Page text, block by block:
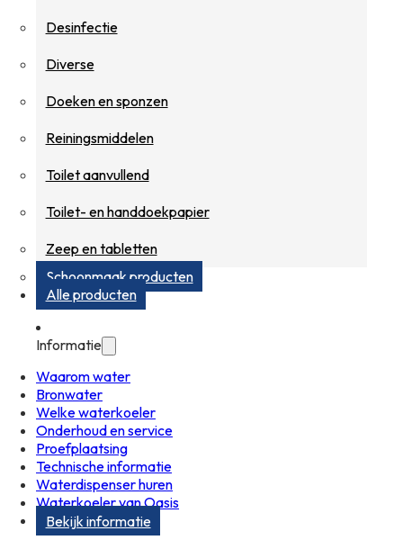
Desinfectie
Diverse
Doeken en sponzen
Reiningsmiddelen
Toilet aanvullend
Toilet- en handdoekpapier
Zeep en tabletten
Schoonmaak producten
Alle producten
Informatie
Waarom water
Bronwater
Welke waterkoeler
Onderhoud en service
Proefplaatsing
Technische informatie
Waterdispenser huren
Waterkoeler van Oasis
Bekijk informatie